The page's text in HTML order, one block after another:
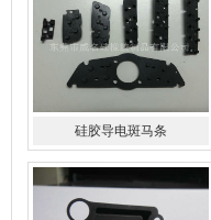
硅胶导电斑马条
硅橡胶杂件制品